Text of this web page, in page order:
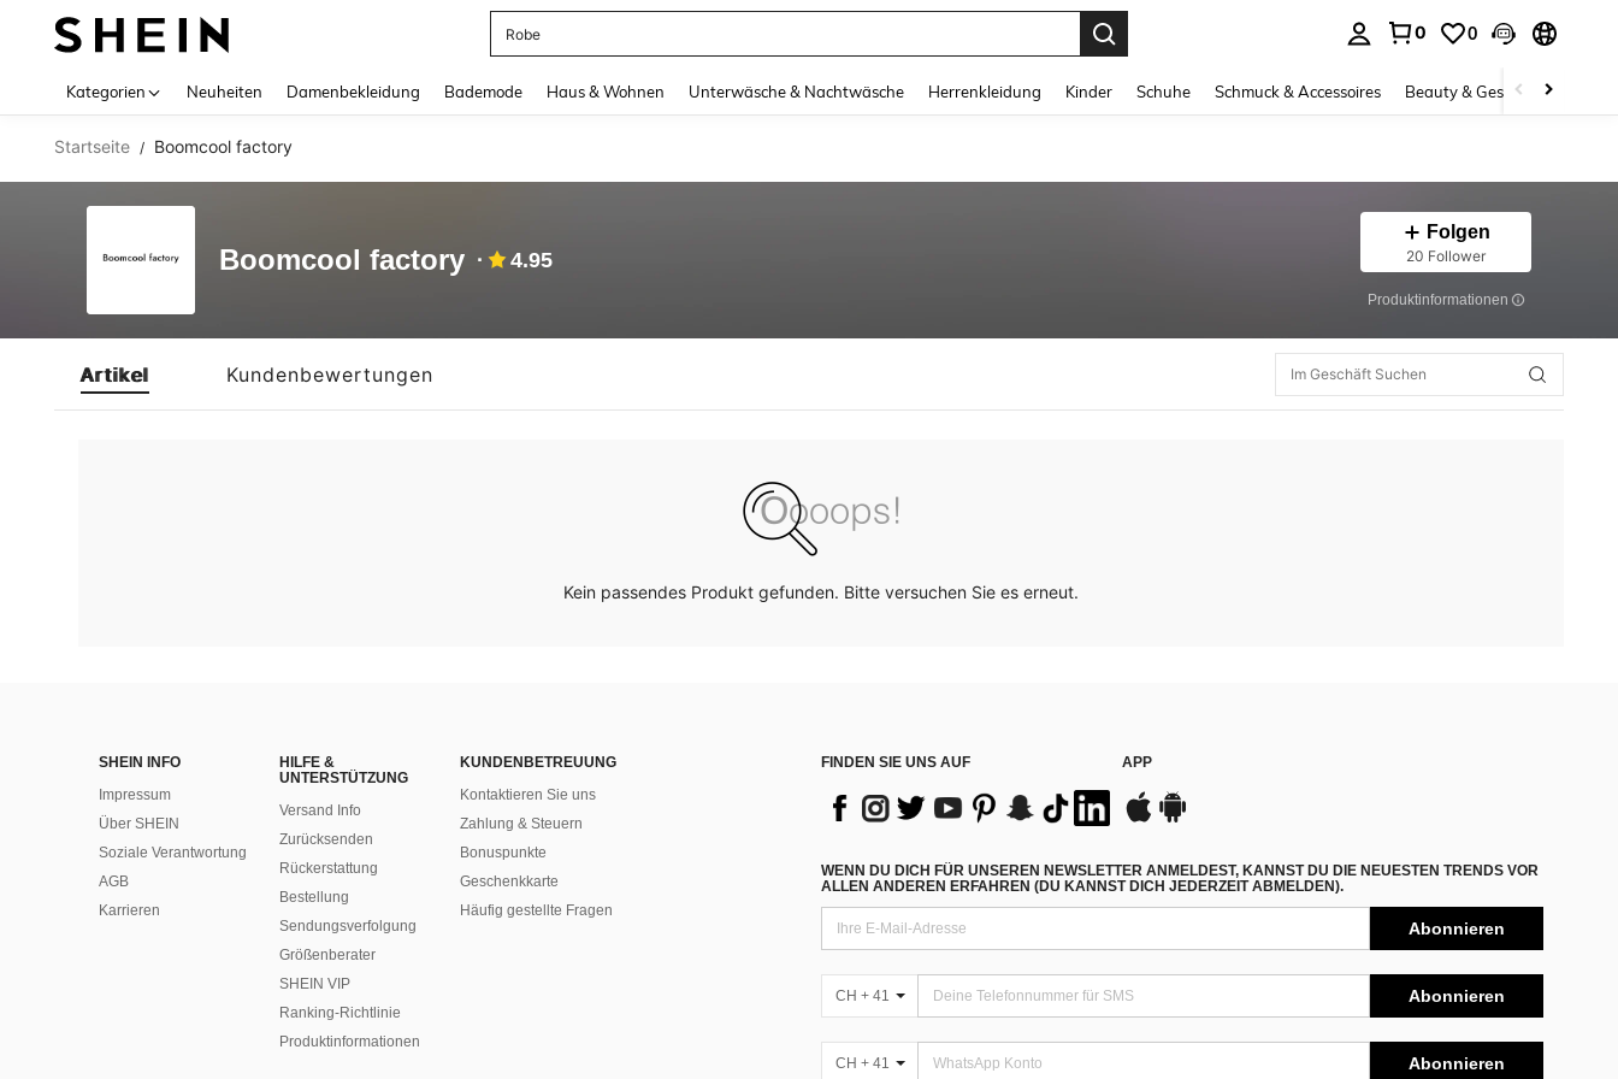
Robe
0 0
Kategorien Neuheiten Damenbekleidung Bademode Haus & Wohnen Unterwäsche & Nachtwäsche Herrenkleidung Kinder Schuhe Schmuck & Accessoires Beauty & Gesundheit
Startseite / Boomcool factory
Boomcool factory 4.95
Folgen
20 Follower
Produktinformationen
Artikel Kundenbewertungen
Kein passendes Produkt gefunden. Bitte versuchen Sie es erneut.
SHEIN INFO
Impressum
Über SHEIN
Soziale Verantwortung
AGB
Karrieren
HILFE &
UNTERSTÜTZUNG
Versand Info
Zurücksenden
Rückerstattung
Bestellung
Sendungsverfolgung
Größenberater
SHEIN VIP
Ranking-Richtlinie
​Produktinformationen
KUNDENBETREUUNG
Kontaktieren Sie uns
Zahlung & Steuern
Bonuspunkte
Geschenkkarte
Häufig gestellte Fragen
FINDEN SIE UNS AUF APP
WENN DU DICH FÜR UNSEREN NEWSLETTER ANMELDEST, KANNST DU DIE NEUESTEN TRENDS VOR
ALLEN ANDEREN ERFAHREN (DU KANNST DICH JEDERZEIT ABMELDEN).
Abonnieren
CH + 41 Abonnieren
CH + 41 Abonnieren